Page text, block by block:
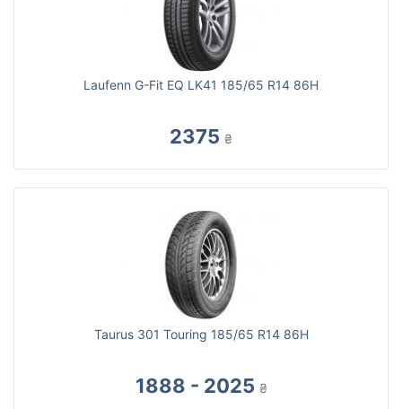
Laufenn G-Fit EQ LK41 185/65 R14 86H
2375 ₴
Taurus 301 Touring 185/65 R14 86H
1888 - 2025 ₴